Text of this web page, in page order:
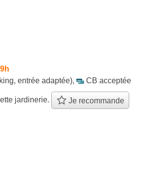
entrée adaptée), CB acceptée
jardinerie. Je recommande